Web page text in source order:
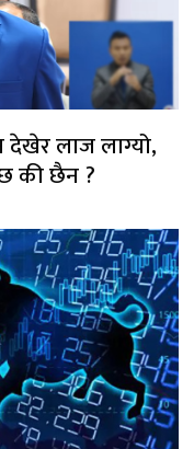
देखेर लाज लाग्यो,
छ की छैन ?